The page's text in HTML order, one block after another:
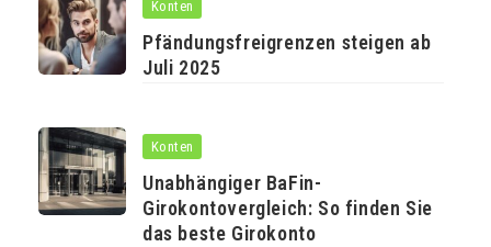
Konten
Pfändungsfreigrenzen steigen ab
Juli 2025
Konten
Unabhängiger BaFin-
Girokontovergleich: So finden Sie
das beste Girokonto